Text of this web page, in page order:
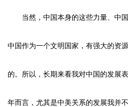
当然，中国本身的这些力量、中
中国作为一个文明国家，有强大的资
的。所以，长期来看我对中国的发展
年而言，尤其是中美关系的发展我并不